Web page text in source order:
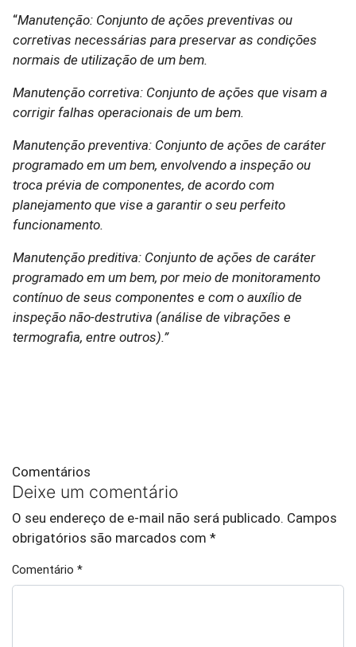
“Manutenção: Conjunto de ações preventivas ou
corretivas necessárias para preservar as condições
normais de utilização de um bem.
Manutenção corretiva: Conjunto de ações que visam a
corrigir falhas operacionais de um bem.
Manutenção preventiva: Conjunto de ações de caráter
programado em um bem, envolvendo a inspeção ou
troca prévia de componentes, de acordo com
planejamento que vise a garantir o seu perfeito
funcionamento.
Manutenção preditiva: Conjunto de ações de caráter
programado em um bem, por meio de monitoramento
contínuo de seus componentes e com o auxílio de
inspeção não-destrutiva (análise de vibrações e
termografia, entre outros).”
Comentários
Deixe um comentário
O seu endereço de e-mail não será publicado. Campos
obrigatórios são marcados com *
Comentário *